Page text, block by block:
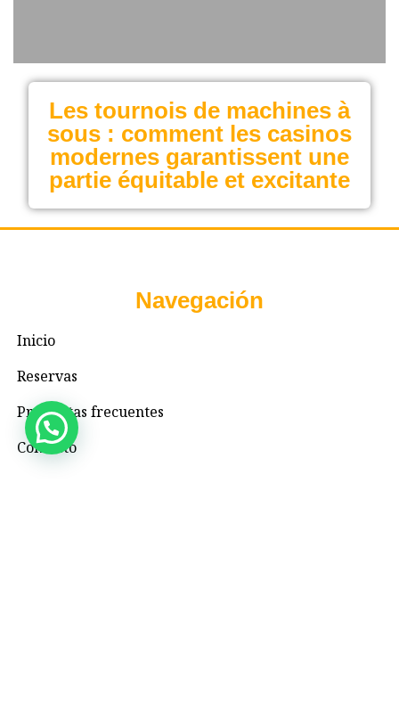
Les tournois de machines à
sous : comment les casinos
modernes garantissent une
partie équitable et excitante
Navegación
Inicio
Reservas
Preguntas frecuentes
Contacto